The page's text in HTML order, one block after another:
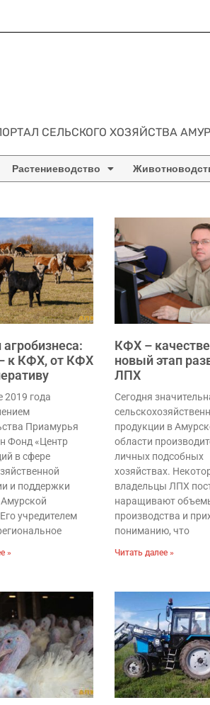
СЕЛЬСКОГО ХОЗЯЙСТВА
Растениеводство
к КФХ, от КФХ
2019 года
Приамурья
Фонд «Центр
в сфере
и поддержки
учредителем
»
КФХ –
новый этап
ЛПХ
Сегодня
продукции в
области
личных подсобных
хозяйствах.
владельцы ЛПХ
наращивают
производства и
пониманию, что
Читать далее »